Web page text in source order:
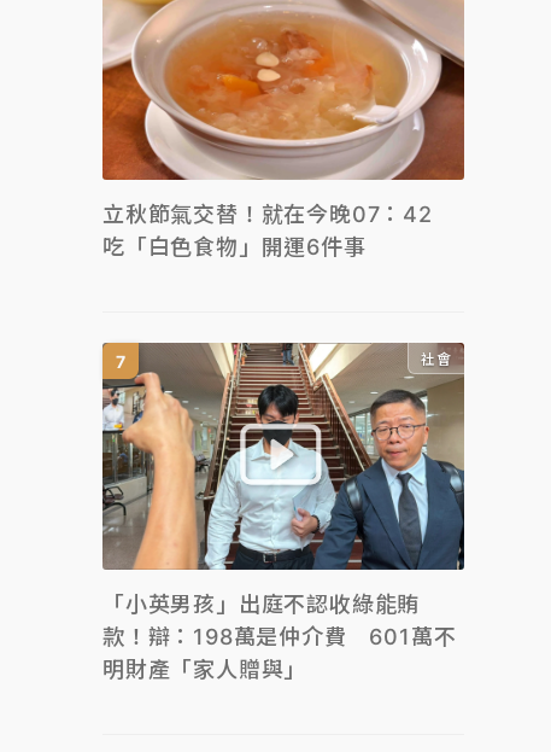
立秋節氣交替！就在今晚07：42
吃「白色食物」開運6件事
社會
「小英男孩」出庭不認收綠能賄
款！辯：198萬是仲介費 601萬不
明財產「家人贈與」